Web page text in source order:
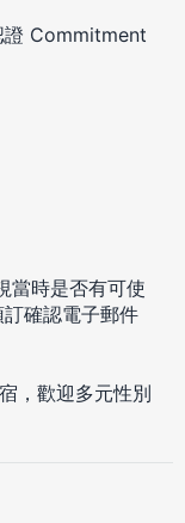
證 Commitment
當時是否有可使
確認電子郵件
，歡迎多元性別